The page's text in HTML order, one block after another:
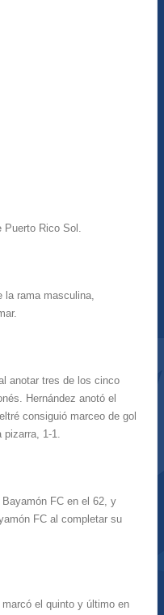
Puerto Rico Sol.
la rama masculina,
anotar tres de los cinco
Hernández anotó el
consiguió marceo de gol
pizarra, 1-1.
FC en el 62, y
FC al completar su
el quinto y último en